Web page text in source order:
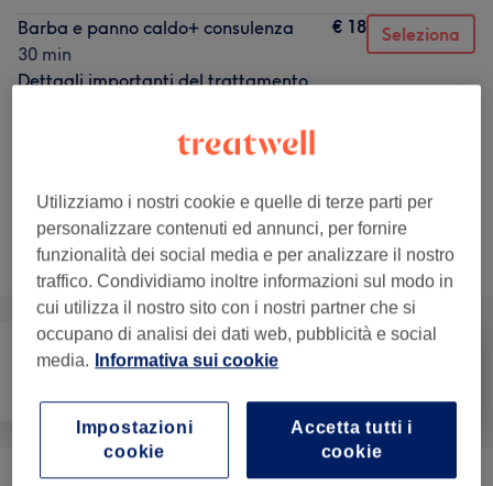
Barba e panno caldo+ consulenza
30 min
Dettagli importanti del trattamento
€ 18 Seleziona
Non è quello che cercavi?
Sfoglia la lista dei servizi
Utilizziamo i nostri cookie e quelle di terze parti per
personalizzare contenuti ed annunci, per fornire
funzionalità dei social media e per analizzare il nostro
traffico. Condividiamo inoltre informazioni sul modo in
cui utilizza il nostro sito con i nostri partner che si
occupano di analisi dei dati web, pubblicità e social
media. Informativa sui cookie
Accetta tutti i
cookie
Impostazioni
cookie